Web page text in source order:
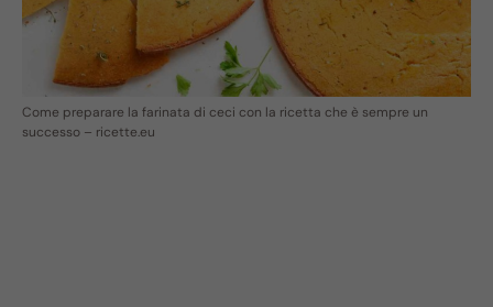
Come preparare la farinata di ceci con la ricetta che è sempre un
successo – ricette.eu